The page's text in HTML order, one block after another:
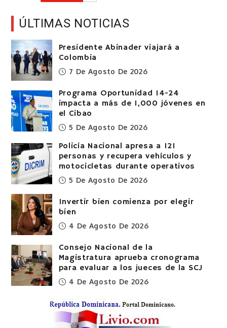
ÚLTIMAS NOTICIAS
Presidente Abinader viajará a
Colombia
7 De Agosto De 2026
Programa Oportunidad 14-24
impacta a más de 1,000 jóvenes en
el Cibao
5 De Agosto De 2026
Policía Nacional apresa a 121
personas y recupera vehículos y
motocicletas durante operativos
5 De Agosto De 2026
Invertir bien comienza por elegir
bien
4 De Agosto De 2026
Consejo Nacional de la
Magistratura aprueba cronograma
para evaluar a los jueces de la SCJ
4 De Agosto De 2026